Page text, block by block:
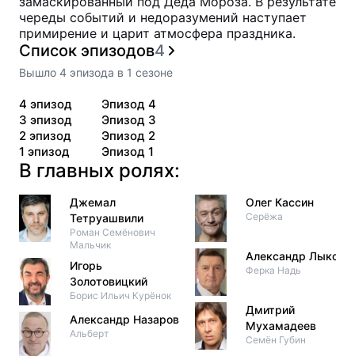
череды событий и недоразумений наступает
примирение и царит атмосфера праздника.
Список эпизодов4
Вышло 4 эпизода в 1 сезоне
4 эпизод
Эпизод 4
3 эпизод
Эпизод 3
2 эпизод
Эпизод 2
1 эпизод Эпизод 1
В главных ролях:
Джемал
Тетруашвили
Роман Семёнович
Мальчик
Игорь
Золотовицкий
Борис Ильич Курёнок
Александр Назаров
Альберт
Олег Кассин
Серёжа
Александр Лыков
Ферка Надь
Дмитрий
Мухамадеев
Семён Губин